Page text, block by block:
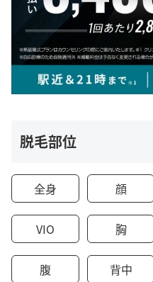
脱毛部位
全身 顔
VIO 胸
腹 背中